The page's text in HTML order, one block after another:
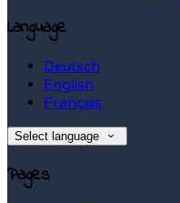
Language
Deutsch
English
Français
Select language
Pages